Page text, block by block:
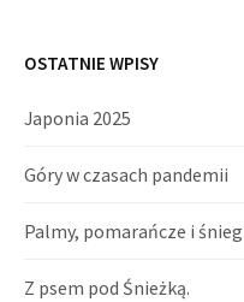
OSTATNIE WPISY
Japonia 2025
Góry w czasach pandemii
Palmy, pomarańcze i śnieg
Z psem pod Śnieżką.